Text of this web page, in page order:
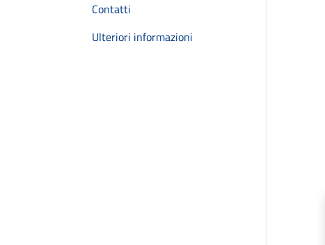
Contatti
Ulteriori informazioni